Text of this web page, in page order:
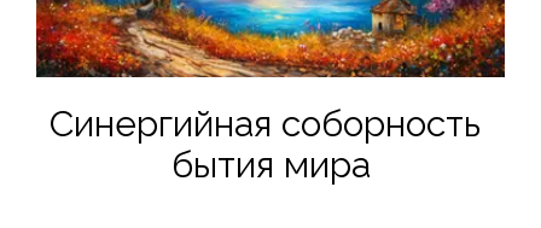
Синергийная соборность
бытия мира